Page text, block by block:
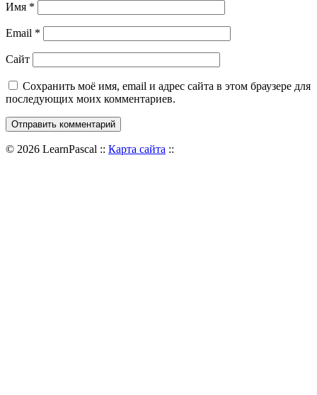
Имя *
Email *
Сайт
Сохранить моё имя, email и адрес сайта в этом браузере для
последующих моих комментариев.
© 2026 LearnPascal :: Карта сайта ::